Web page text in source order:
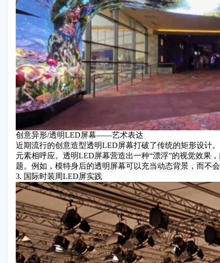
创意异形/透明LED屏幕——艺术表达
近期流行的创意造型透明LED屏幕打破了传统的矩形设计
元素相呼应。透明LED屏幕营造出一种“漂浮”的视觉效果
题。例如，模特身后的透明屏幕可以充当动态背景，而不
3. 国际时装周LED屏实践